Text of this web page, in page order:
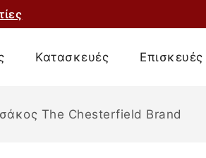
Κατασκευές Επισκευές
The Chesterfield Brand